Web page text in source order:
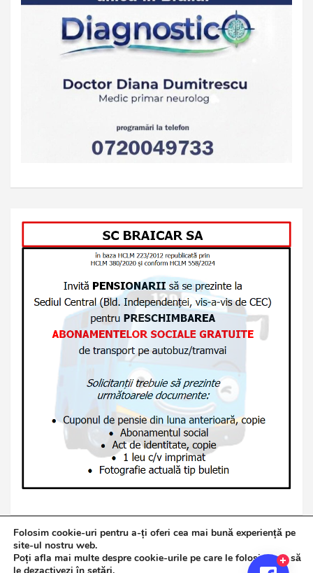
Copyright © 2026Jurnalul de Brăila
Folosim cookie-uri pentru a-ți oferi cea mai bună experiență pe
site-ul nostru web.
Poți afla mai multe despre cookie-urile pe care le folosim sau să